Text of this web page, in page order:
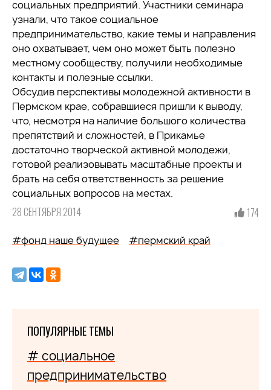
социальных предприятий. Участники семинара
узнали, что такое социальное
предпринимательство, какие темы и направления
оно охватывает, чем оно может быть полезно
местному сообществу, получили необходимые
контакты и полезные ссылки.
Обсудив перспективы молодежной активности в
Пермском крае, собравшиеся пришли к выводу,
что, несмотря на наличие большого количества
препятствий и сложностей, в Прикамье
достаточно творческой активной молодежи,
готовой реализовывать масштабные проекты и
брать на себя ответственность за решение
социальных вопросов на местах.
28 СЕНТЯБРЯ 2014 174
#фонд наше будущее #пермский край
ПОПУЛЯРНЫЕ ТЕМЫ
# социальное
предпринимательство